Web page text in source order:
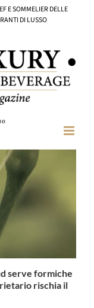
E SOMMELIER DELLE
DI LUSSO
serve formiche
rischia il